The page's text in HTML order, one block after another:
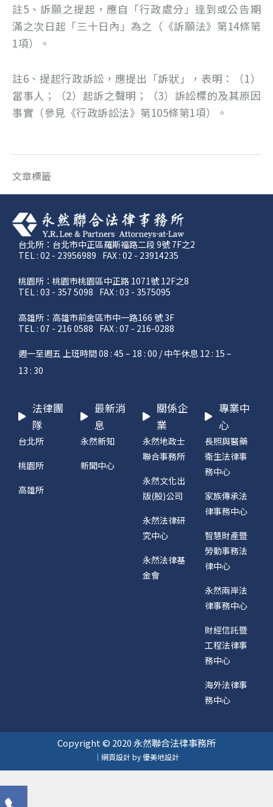
註5、訴願之提起，應自「行政處分」達到或公告期
滿之次日起「三十日內」為之（《訴願法》第14條第
1項）。
註6、提起行政訴訟，應提出「訴狀」，表明：（1）
當事人；（2）起訴之聲明；（3）訴訟標的及其原因
事實（參見《行政訴訟法》第105條第1項）。
文章標籤
台北所：台北市中正區羅斯福路二段 9號 7F之2
TEL : 02 - 23956989 FAX : 02 - 23914235
桃園所：桃園市桃園區中正路 1071號 12F之8
TEL : 03 - 357 5098 FAX : 03 - 3575095
高雄所：高雄市前金區市中一路166 號 3F
TEL : 07 - 216 0588 FAX : 07 - 216-0288
週一至週五 上班時間 08 : 45 – 18 : 00 / 中午休息 12 : 15 –
13 : 30
法律團
隊
台北所
桃園所
高雄所
最新消
息
永然新知
新聞中心
關係企
業
永然地政士
聯合事務所
永然文化出
版(股)公司
永然法律研
究中心
永然法律基
金會
專業中
心
長照與醫藥
衛生法律事
務中心
家族傳承法
律事務中心
智慧財產暨
勞動事務法
律中心
永然兩岸法
律事務中心
財經信託暨
工程法律事
務中心
海外法律事
務中心
Copyright © 2020 永然聯合法律事務所
｜網頁設計 by 優美地設計